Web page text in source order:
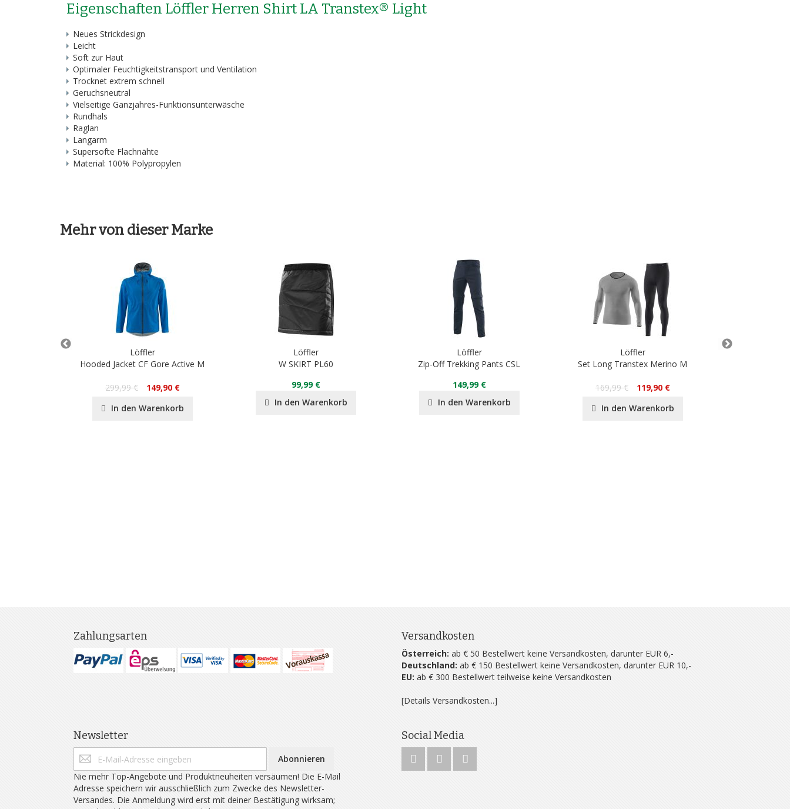
Eigenschaften Löffler Herren Shirt LA Transtex® Light
Neues Strickdesign
Leicht
Soft zur Haut
Optimaler Feuchtigkeitstransport und Ventilation
Trocknet extrem schnell
Geruchsneutral
Vielseitige Ganzjahres-Funktionsunterwäsche
Rundhals
Raglan
Langarm
Supersofte Flachnähte
Material: 100% Polypropylen
Mehr von dieser Marke
Löffler
Hooded Jacket CF Gore Active M
299,99 €
149,90 €
In den Warenkorb
Löffler
W SKIRT PL60
99,99 €
In den Warenkorb
Löffler
Zip-Off Trekking Pants CSL
149,99 €
In den Warenkorb
Löffler
Set Long Transtex Merino M
169,99 €
119,90 €
In den Warenkorb
Zahlungsarten Versandkosten
Österreich: ab € 50 Bestellwert keine Versandkosten, darunter EUR 6,-
Deutschland: ab € 150 Bestellwert keine Versandkosten, darunter EUR 10,-
EU: ab € 300 Bestellwert teilweise keine Versandkosten
[Details Versandkosten...]
Newsletter
Abonnieren
Nie mehr Top-Angebote und Produktneuheiten versäumen! Die E-Mail
Adresse speichern wir ausschließlich zum Zwecke des Newsletter-
Versandes. Die Anmeldung wird erst mit deiner Bestätigung wirksam;
Social Media